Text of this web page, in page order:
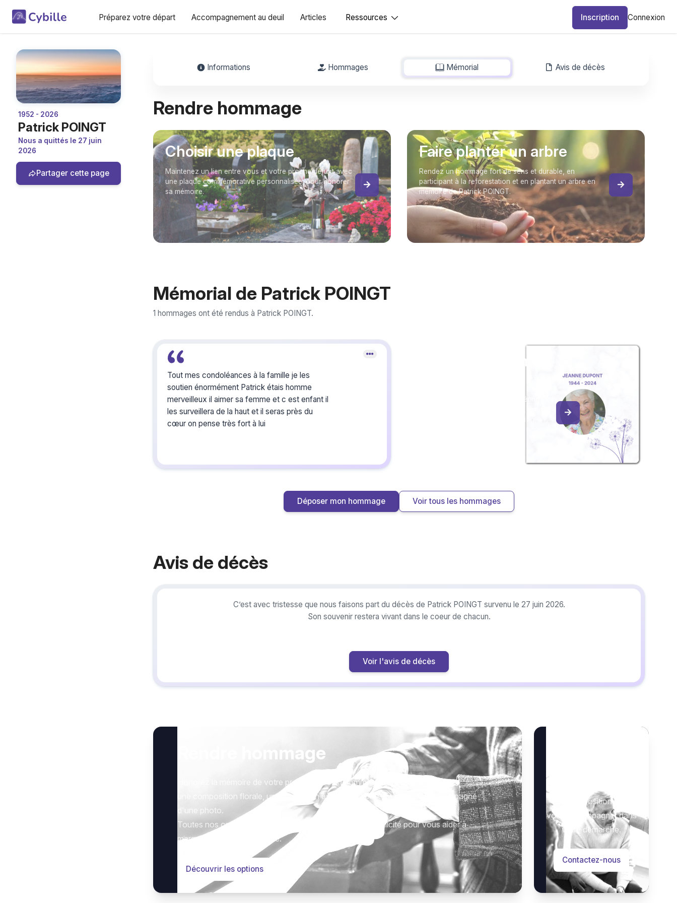
Préparez votre départ Accompagnement au deuil Articles Ressources Inscription Connexion
1952 - 2026
Patrick POINGT
Nous a quittés le 27 juin
2026
Partager cette page
Informations Hommages Mémorial Avis de décès
-
Rendre hommage
Choisir une plaque
Maintenez un lien entre vous et votre proche défunt avec
une plaque commémorative personnalisée, pour honorer
sa mémoire.
Faire planter un arbre
Rendez un hommage fort de sens et durable, en
participant à la reforestation et en plantant un arbre en
mémoire de Patrick POINGT.
Mémorial de Patrick POINGT
1 hommages ont été rendus à Patrick POINGT.
Tout mes condoléances à la famille je les
soutien énormément Patrick étais homme
merveilleux il aimer sa femme et c est enfant il
les surveillera de la haut et il seras près du
cœur on pense très fort à lui
Créez un album
Créez un album collaboratif en réunissant
Déposer mon hommage Voir tous les hommages
Avis de décès
C’est avec tristesse que nous faisons part du décès de Patrick POINGT survenu le 27 juin 2026.
Son souvenir restera vivant dans le coeur de chacun.
Voir l'avis de décès
Rendre hommage
Honorez la mémoire de votre proche avec un hommage qui vous ressemble :
une composition florale, une plaque, un arbre, ou encore un message accompagné
d'une photo.
Toutes nos options sont présentées avec respect et simplicité pour vous aider à
marquer le geste qui compte.
Découvrir les options
votre disposition pour
vous accompagner dans
votre démarche.
Contactez-nous